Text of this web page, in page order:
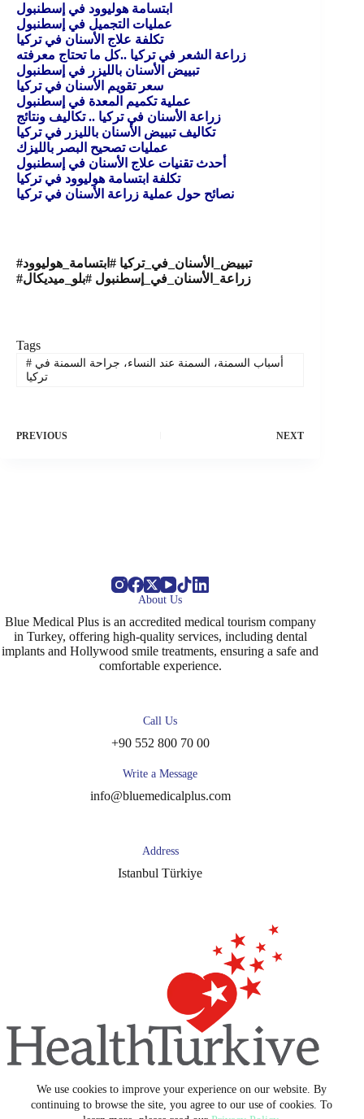
We use cookies to improve your experience on our website. By
continuing to browse the site, you agree to our use of cookies. To
ابتسامة هوليوود في إسطنبول
عمليات التجميل في إسطنبول
تكلفة علاج الأسنان في تركيا
زراعة الشعر في تركيا ..كل ما تحتاج معرفته
تبييض الأسنان بالليزر في إسطنبول
سعر تقويم الأسنان في تركيا
عملية تكميم المعدة في إسطنبول
زراعة الأسنان في تركيا .. تكاليف ونتائج
تكاليف تبييض الأسنان بالليزر في تركيا
عمليات تصحيح البصر بالليزك
أحدث تقنيات علاج الأسنان في إسطنبول
تكلفة ابتسامة هوليوود في تركيا
نصائح حول عملية زراعة الأسنان في تركيا
#تبييض_الأسنان_في_تركيا #ابتسامة_هوليوود
#زراعة_الأسنان_في_إسطنبول #بلو_ميديكال
Tags
#أسباب السمنة، السمنة عند النساء، جراحة السمنة في
تركيا
PREVIOUS NEXT
About Us
Blue Medical Plus is an accredited medical tourism company
in Turkey, offering high-quality services, including dental
implants and Hollywood smile treatments, ensuring a safe and
comfortable experience.
Call Us
+90 552 800 70 00
Write a Message
info@bluemedicalplus.com
Address
Istanbul Türkiye
Copyright © 2026 -Blue Medical Plus